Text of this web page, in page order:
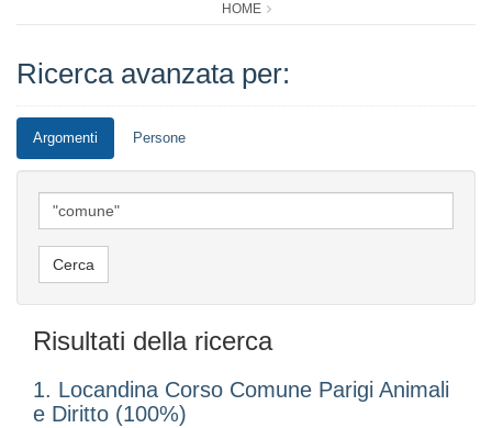
HOME
Ricerca avanzata per:
Argomenti Persone
Risultati della ricerca
1. Locandina Corso Comune Parigi Animali
e Diritto (100%)